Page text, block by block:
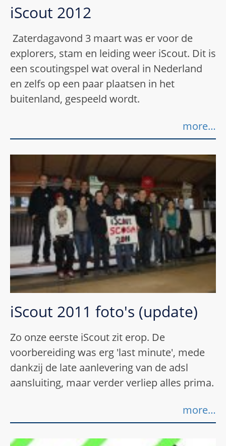
iScout 2012
Zaterdagavond 3 maart was er voor de
explorers, stam en leiding weer iScout. Dit is
een scoutingspel wat overal in Nederland
en zelfs op een paar plaatsen in het
buitenland, gespeeld wordt.
more…
iScout 2011 foto's (update)
Zo onze eerste iScout zit erop. De
voorbereiding was erg 'last minute', mede
dankzij de late aanlevering van de adsl
aansluiting, maar verder verliep alles prima.
more…